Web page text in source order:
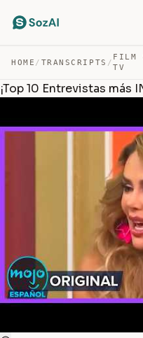
HOME / TRANSCRIPTS /
FILM
TV
¡Top 10 Entrevistas más